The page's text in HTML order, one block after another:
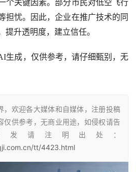
个关键因素。部分市民对低空飞行
担忧。因此，企业在推广技术的同
提升透明度，建立信任。
生成，仅供参考，请仔细甄别，无
，欢迎各大媒体和自媒体，注册投稿
仅供参考，无商业用途，如侵权请告
发请注明出处：
tt/4423.html